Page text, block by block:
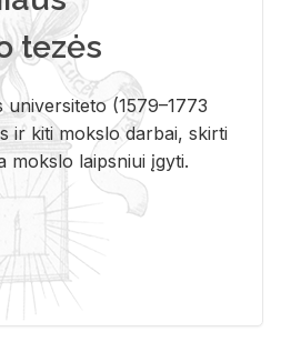
tezės
(1579–1773
ir kiti mokslo darbai, skirti
mokslo laipsniui įgyti.